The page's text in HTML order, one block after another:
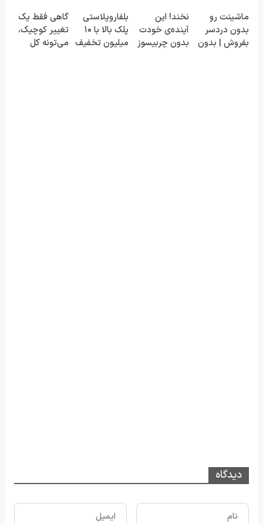
تخفیف
همراه مکانیک
ماشینت رو
بدون دردسر
بفروش | بدون
نخند! این
آینده‌ی خودت
بدون چربیسوز
بلفاروپلاستی
پلک بالا با ۱۰
میلیون تخفیف
گاهی فقط یک
تغییر کوچیک،
می‌تونه کل
دیدگاه